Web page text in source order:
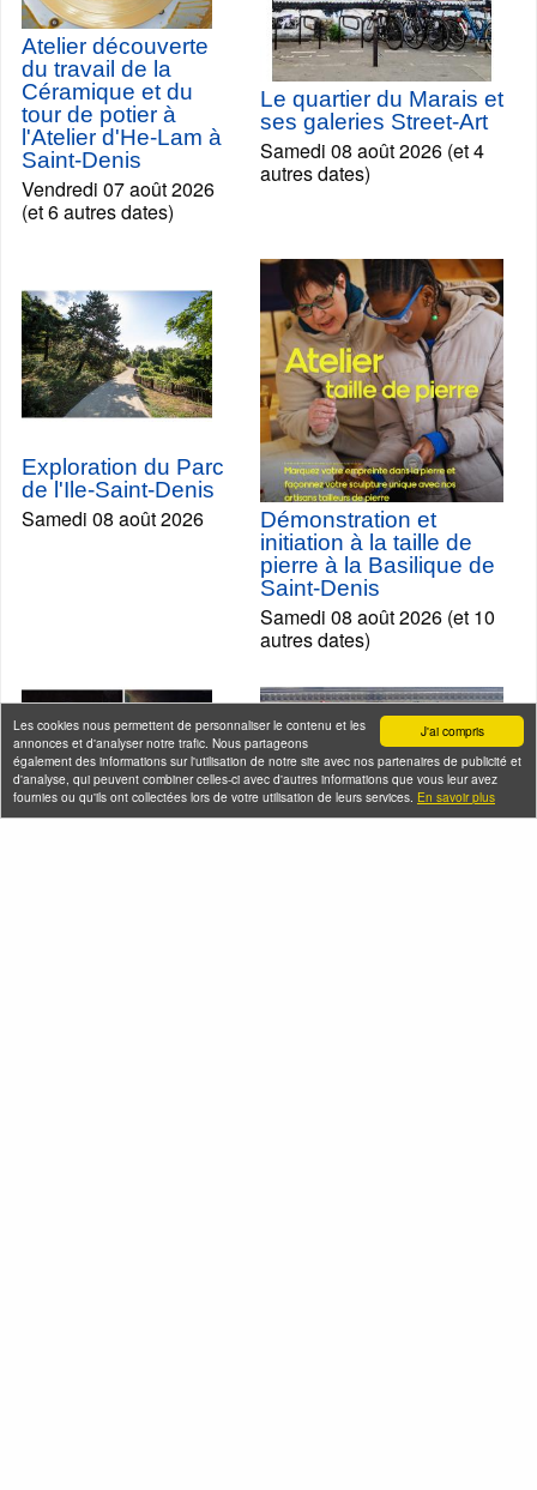
J'ai compris
Les cookies nous permettent de personnaliser le contenu et les
annonces et d'analyser notre trafic. Nous partageons
également des informations sur l'utilisation de notre site avec nos partenaires de publicité et
d'analyse, qui peuvent combiner celles-ci avec d'autres informations que vous leur avez
fournies ou qu'ils ont collectées lors de votre utilisation de leurs services. En savoir plus
Atelier découverte
du travail de la
Céramique et du
tour de potier à
l'Atelier d'He-Lam à
Saint-Denis
Vendredi 07 août 2026
(et 6 autres dates)
Le quartier du Marais et
ses galeries Street-Art
Samedi 08 août 2026 (et 4
autres dates)
Exploration du Parc
de l'Ile-Saint-Denis
Samedi 08 août 2026
Démonstration et
initiation à la taille de
pierre à la Basilique de
Saint-Denis
Samedi 08 août 2026 (et 10
autres dates)